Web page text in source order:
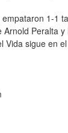
1-1
Peralta
Vida sigue en